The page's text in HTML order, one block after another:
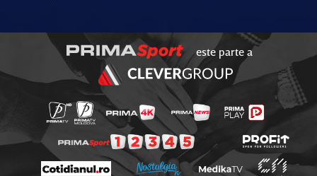
este parte a